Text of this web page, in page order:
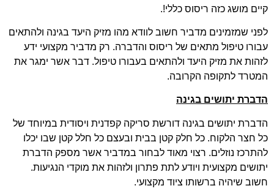
קיים מושג כזה ריסוס כללי!.
לפני שמזמינים מדביר חשוב לוודא מהו מזיק היעד בגינה ולהתאים
עבורו טיפול מתאים של ריסוס והדברה. רק מדביר מקצועי ידע
לזהות את מזיק היעד ולהתאים בעבורו טיפול. דבר אשר ימגר את
המטרד לתקופה הקרובה.
הדברת יתושים בגינה
הדברת יתושים בגינה דורשת סריקה קפדנית ויסודית במיוחד של
כל חצר הלקוח. כל חלק קטן בבית ובעצם כל חלל קטן שבו יכלו
להתרכז נוזלים. רצוי מאוד לבחור במדביר אשר מספק הדברת
יתושים מקצועית ויודע לתת פתרון ולזהות את מוקדי הנגיעות.
חשוב שיהיה ברשותו ציוד מקצועי.